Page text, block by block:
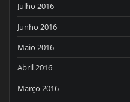
Julho 2016
Junho 2016
Maio 2016
Abril 2016
Março 2016